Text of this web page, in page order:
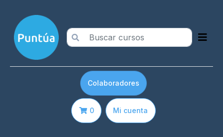
Colaboradores
0 Mi cuenta